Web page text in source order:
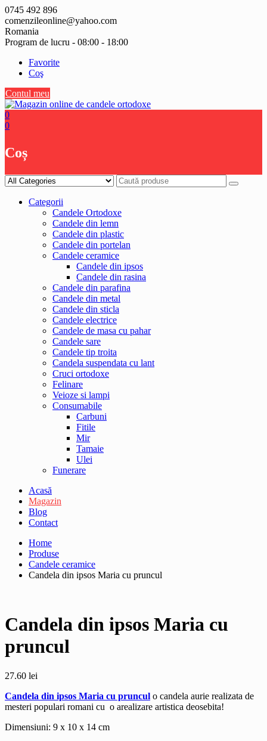
Skip
to
content
0745 492 896
comenzileonline@yahoo.com
Romania
Program de lucru - 08:00 - 18:00
Favorite
Coş
Contul meu
0
0
Coș
Categorii
Candele Ortodoxe
Candele din lemn
Candele din plastic
Candele din portelan
Candele ceramice
Candele din ipsos
Candele din rasina
Candele din parafina
Candele din metal
Candele din sticla
Candele electrice
Candele de masa cu pahar
Candele sare
Candele tip troita
Candela suspendata cu lant
Cruci ortodoxe
Felinare
Veioze si lampi
Consumabile
Carbuni
Fitile
Mir
Tamaie
Ulei
Funerare
Acasă
Magazin
Blog
Contact
Home
Produse
Candele ceramice
Candela din ipsos Maria cu pruncul
Candela din ipsos Maria cu
pruncul
27.60 lei
Candela din ipsos Maria cu pruncul o candela aurie realizata de
mesteri populari romani cu o arealizare artistica deosebita!
Dimensiuni: 9 x 10 x 14 cm